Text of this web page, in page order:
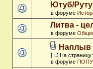
Ютуб/
в форуме
Литва -
в форуме
Наплыв
[ На страницу:
в форуме